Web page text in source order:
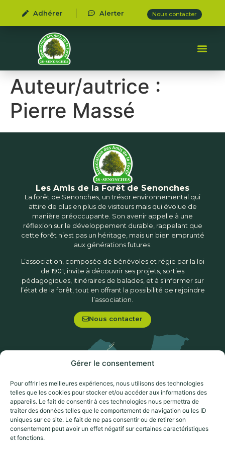
Gérer le consentement
Pour offrir les meilleures expériences, nous utilisons des technologies
telles que les cookies pour stocker et/ou accéder aux informations des
appareils. Le fait de consentir à ces technologies nous permettra de
traiter des données telles que le comportement de navigation ou les ID
uniques sur ce site. Le fait de ne pas consentir ou de retirer son
consentement peut avoir un effet négatif sur certaines caractéristiques
et fonctions.
Adhérer Alerter Nous contacter
Auteur/autrice :
Pierre Massé
Les Amis de la Forêt de Senonches
La forêt de Senonches, un trésor environnemental qui
attire de plus en plus de visiteurs mais qui évolue de
manière préoccupante. Son avenir appelle à une
réflexion sur le développement durable, rappelant que
cette forêt n’est pas un héritage, mais un bien emprunté
aux générations futures.
L’association, composée de bénévoles et régie par la loi
de 1901, invite à découvrir ses projets, sorties
pédagogiques, itinéraires de balades, et à s’informer sur
l’état de la forêt, tout en offrant la possibilité de rejoindre
l’association.
Nous contacter